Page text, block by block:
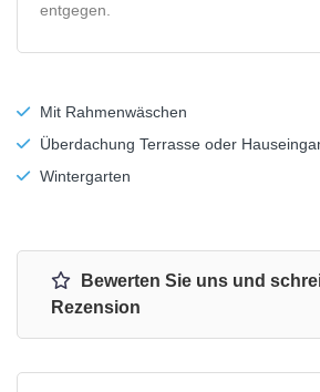
entgegen.
Mit Rahmenwäschen
Überdachung Terrasse oder
Wintergarten
Bewerten Sie uns und
Rezension